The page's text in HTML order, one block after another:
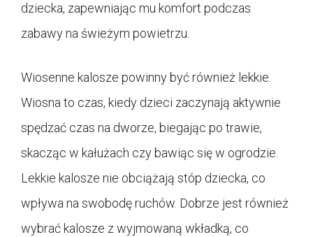
dziecka, zapewniając mu komfort podczas
zabawy na świeżym powietrzu.
Wiosenne kalosze powinny być również lekkie.
Wiosna to czas, kiedy dzieci zaczynają aktywnie
spędzać czas na dworze, biegając po trawie,
skacząc w kałużach czy bawiąc się w ogrodzie.
Lekkie kalosze nie obciążają stóp dziecka, co
wpływa na swobodę ruchów. Dobrze jest również
wybrać kalosze z wyjmowaną wkładką, co